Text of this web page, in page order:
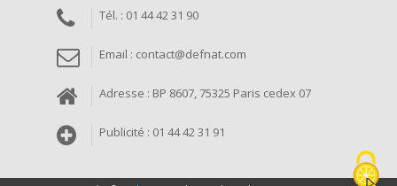
Tél. : 01 44 42 31 90
Email : contact@defnat.com
Adresse : BP 8607, 75325 Paris cedex 07
Publicité : 01 44 42 31 91